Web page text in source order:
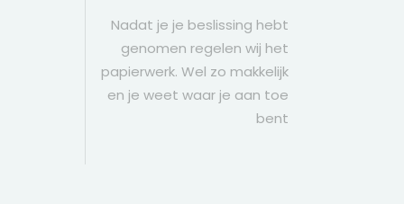
Nadat je je beslissing hebt
genomen regelen wij het
papierwerk. Wel zo makkelijk
en je weet waar je aan toe
bent